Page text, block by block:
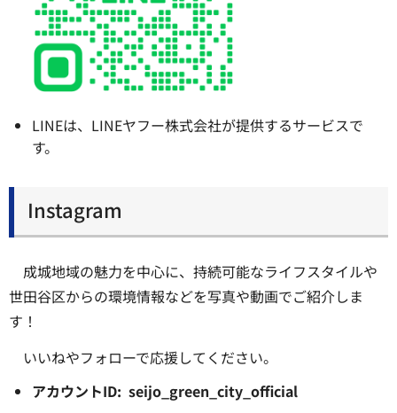
LINEは、LINEヤフー株式会社が提供するサービスで
す。
Instagram
成城地域の魅力を中心に、持続可能なライフスタイルや
世田谷区からの環境情報などを写真や動画でご紹介しま
す！
いいねやフォローで応援してください。
アカウントID: seijo_green_city_official